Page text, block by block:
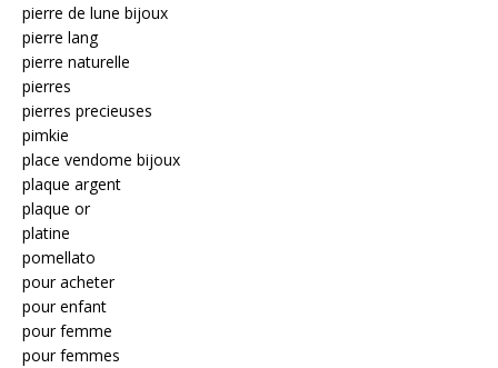
pierre de lune bijoux
pierre lang
pierre naturelle
pierres
pierres precieuses
pimkie
place vendome bijoux
plaque argent
plaque or
platine
pomellato
pour acheter
pour enfant
pour femme
pour femmes